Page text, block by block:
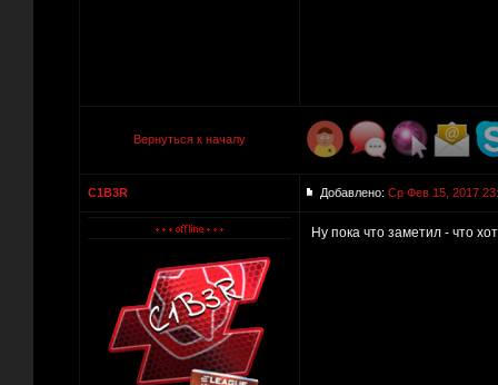
Вернуться к началу
C1B3R Добавлено: Ср Фев 15, 2017
Ну пока что заметил - что